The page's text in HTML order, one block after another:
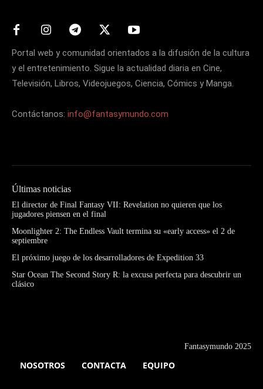
Portal web y comunidad orientados a la difusión de la cultura
y el entretenimiento. Sigue la actualidad diaria en Cine,
Televisión, Libros, Videojuegos, Ciencia, Cómics y Manga.
Contáctanos: info@fantasymundo.com
Últimas noticias
El director de Final Fantasy VII: Revelation no quieren que los
jugadores piensen en el final
Moonlighter 2: The Endless Vault termina su «early access» el 2 de
septiembre
El próximo juego de los desarrolladores de Expedition 33
Star Ocean The Second Story R: la excusa perfecta para descubrir un
clásico
Fantasymundo 2025
NOSOTROS CONTACTA EQUIPO